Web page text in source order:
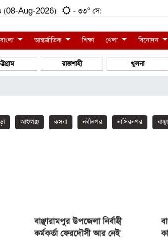
(08-Aug-2026) - ৩৩° সে:
আন্তর্জাতিক শিক্ষা খেলা বিনোদন
রাজশাহী খুলনা
আশুগঞ্জ কসবা নবীনগর নাসিরনগর
বাঞ্ছারামপুর উপজেলা নির্বাহী
কর্মকর্তা ফেরদৌসী আর নেই